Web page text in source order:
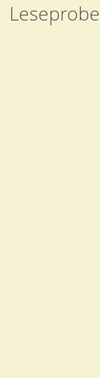
Leseprobe